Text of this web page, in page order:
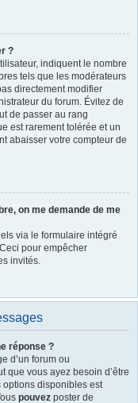
?
indiquent le nombre
tels que les modérateurs
directement modifier
du forum. Évitez de
de passer au rang
est rarement tolérée et un
abaisser votre compteur de
on me demande de me
via le formulaire intégré
pour empêcher
invités.
réponse ?
d’un forum ou
que vous ayez besoin d’être
options disponibles est
pouvez poster de